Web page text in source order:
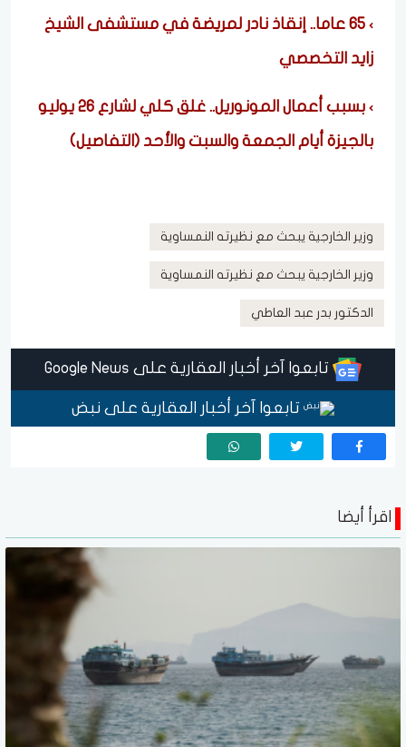
٦٥ عاما.. إنقاذ نادر لمريضة في مستشفى الشيخ
زايد التخصصي
بسبب أعمال المونوريل.. غلق كلي لشارع 26 يوليو
بالجيزة أيام الجمعة والسبت والأحد (التفاصيل)
وزير الخارجية يبحث مع نظيرته النمساوية
وزير الخارجية يبحث مع نظيرته النمساوية
الدكتور بدر عبد العاطي
تابعوا آخر أخبار العقارية على Google News
تابعوا آخر أخبار العقارية على نبض
اقرأ أيضا